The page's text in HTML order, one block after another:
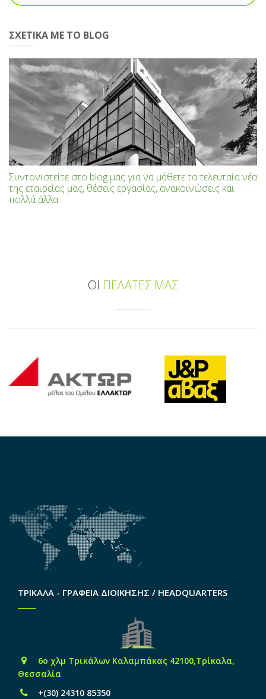
ΣΧΕΤΙΚΆ ΜΕ ΤΟ BLOG
Συντονιστείτε στο blog μας για να μάθετε τα τελευταία νέα
της εταιρείας μας, θέσεις εργασίας, ανακοινώσεις και
πολλά άλλα.
ΟΙ ΠΕΛΑΤΕΣ ΜΑΣ
ΤΡΙΚΑΛΑ - ΓΡΑΦΕΙΑ ΔΙΟΙΚΗΣΗΣ / HEADQUARTERS
6o χλμ Τρικάλων Καλαμπάκας 42100,Τρίκαλα,
Θεσσαλία
+(30) 24310 85350